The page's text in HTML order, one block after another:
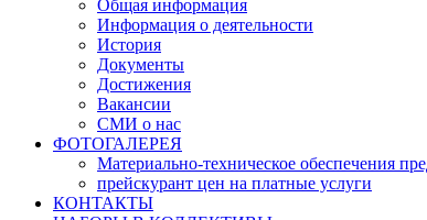
Общая информация
Информация о деятельности
История
Документы
Достижения
Вакансии
СМИ о нас
ФОТОГАЛЕРЕЯ
Материально-техническое обеспечения
прейскурант цен на платные услуги
КОНТАКТЫ